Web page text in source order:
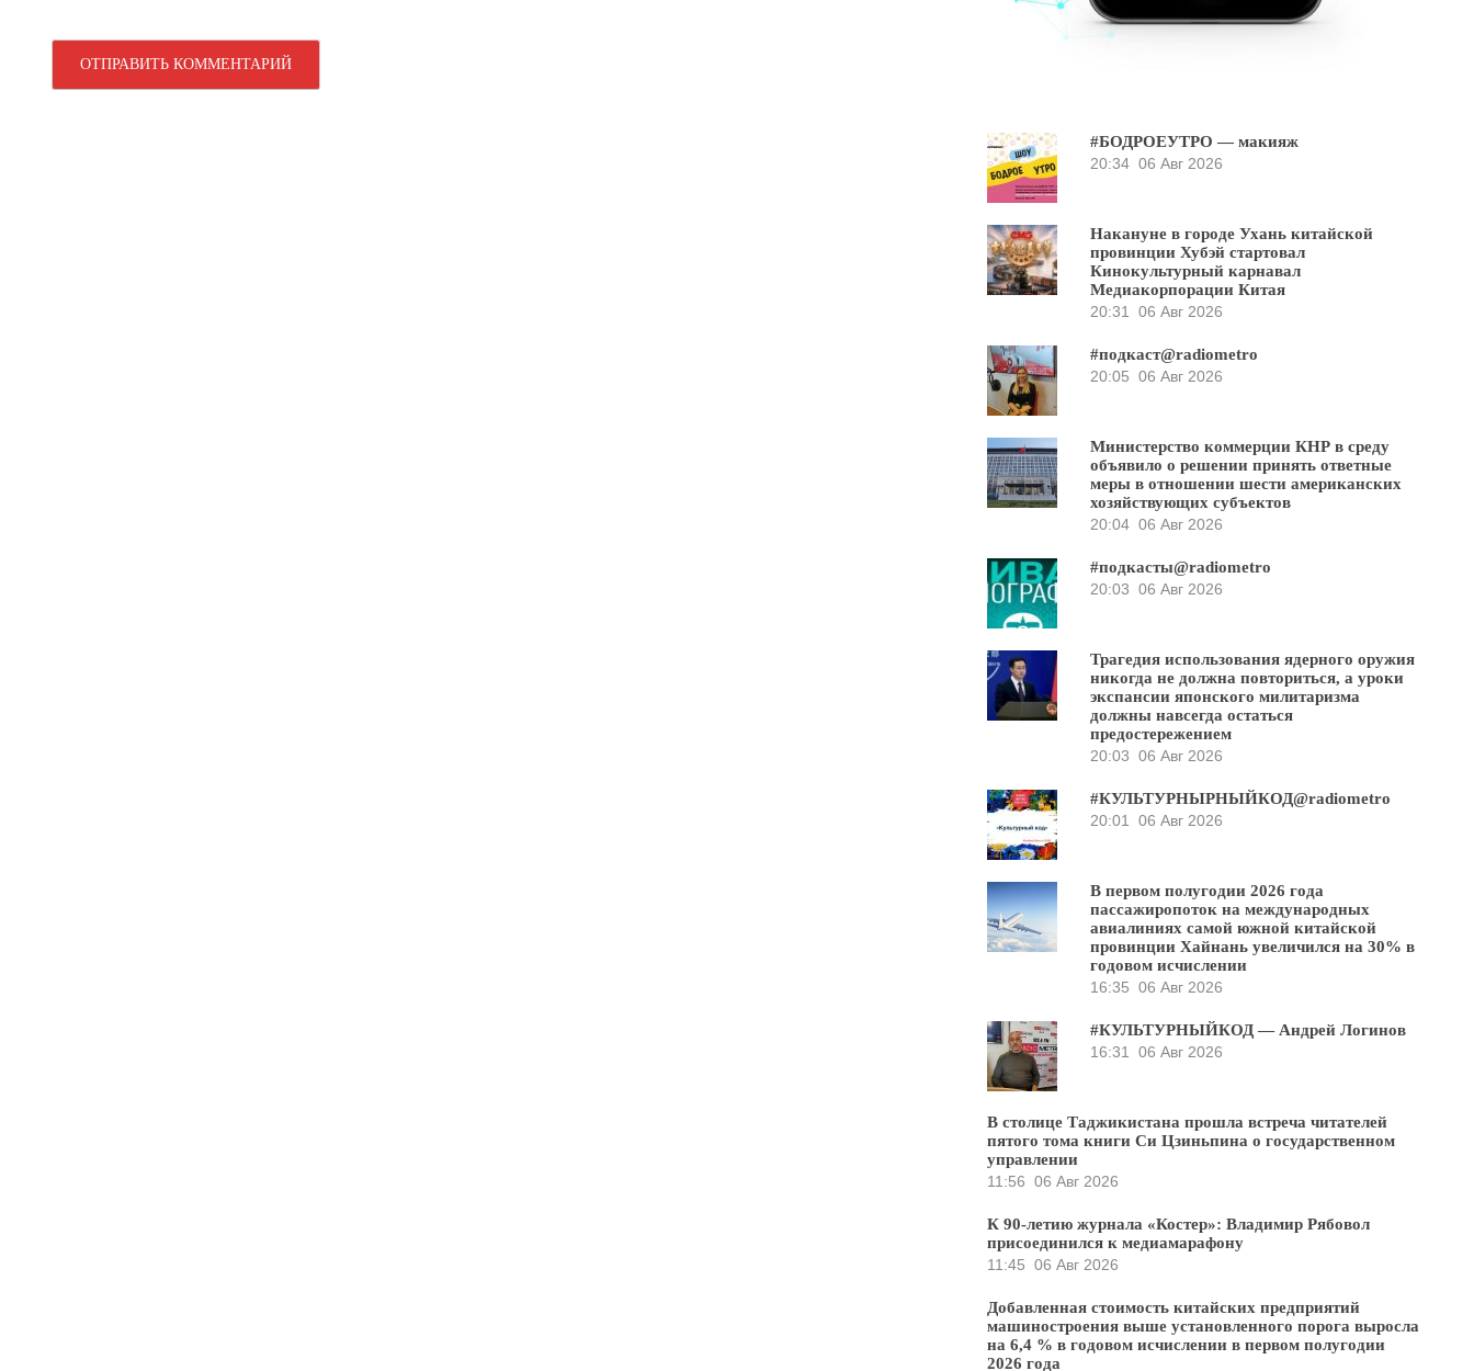
#БОДРОЕУТРО — макияж
20:34 06 Авг 2026
Накануне в городе Ухань китайской
провинции Хубэй стартовал
Кинокультурный карнавал
Медиакорпорации Китая
20:31
06 Авг 2026
#подкаст@radiometro
20:05 06 Авг 2026
Министерство коммерции КНР в среду
объявило о решении принять ответные
меры в отношении шести американских
хозяйствующих субъектов
20:04 06 Авг 2026
#подкасты@radiometro
20:03 06 Авг 2026
Трагедия использования ядерного оружия
никогда не должна повториться, а уроки
экспансии японского милитаризма
должны навсегда остаться
предостережением
20:03 06 Авг 2026
#КУЛЬТУРНЫРНЫЙКОД@radiometro
20:01
06 Авг 2026
В первом полугодии 2026 года
пассажиропоток на международных
авиалиниях самой южной китайской
провинции Хайнань увеличился на 30% в
годовом исчислении
16:35 06 Авг 2026
#КУЛЬТУРНЫЙКОД — Андрей Логинов
16:31
06 Авг 2026
В столице Таджикистана прошла встреча читателей
пятого тома книги Си Цзиньпина о государственном
управлении
11:56 06 Авг 2026
К 90-летию журнала «Костер»: Владимир Рябовол
присоединился к медиамарафону
11:45 06 Авг 2026
Добавленная стоимость китайских предприятий
машиностроения выше установленного порога выросла
на 6,4 % в годовом исчислении в первом полугодии
2026 года